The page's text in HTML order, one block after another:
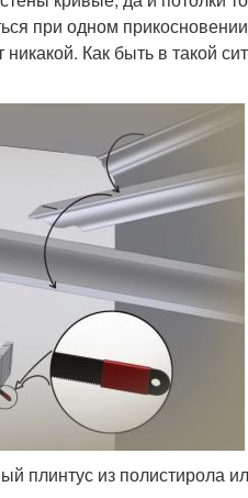
при одном
Как быть в такой
плинтус из полистирола